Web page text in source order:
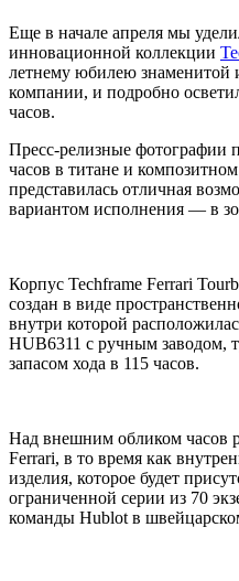
Еще в начале апреля мы
инновационной коллекции
летнему юбилею знаменитой
компании, и подробно
часов.
Пресс-релизные фотографии
часов в титане и
представилась отличная
вариантом исполнения — в
Корпус Techframe Ferrari
создан в виде
внутри которой
HUB6311 с ручным заводом,
запасом хода в 115 часов.
Над внешним обликом часов
Ferrari, в то время как
изделия, которое будет
ограниченной серии из 70
команды Hublot в